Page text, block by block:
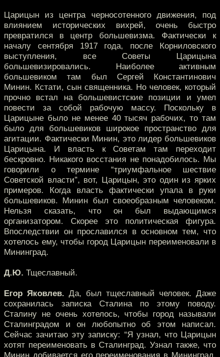
Царицын из центра черносотенного движения, под
влиянием исторических вихрей, очень быстро
превратился в центр большевизма. Фактически к
началу сентября 1917 года, после Корниловского
выступления, все Советы Царицына
большевизировались. Наиболее активным
большевиком там был Сергей Константинович
Минин. Кстати, сын священника. Но человек, который
прочно встал на большевистские позиции и умел
повести за собой рабочую массу. Поскольку в
Царицыне было не менее 40 тысяч рабочих, то там
было для большевиков широкое пространство для
агитации. Фактически Минин, это лидер большевиков
Царицына. И власть к Советам там переходит
бескровно. Никакого восстания не понадобилось. Мы
говорили о термине “триумфальное шествие
Советской власти”, вот, Царицын, это один из ярких
примеров. Когда власть фактически упала в руки
большевиков. Минин был своеобразным человеком.
Нельзя сказать, что он был выдающимся
организатором. Скорее это политическая фигура.
Впоследствии он прославился в основном тем, что
хотелось ему, чтобы город Царицын переименовали в
Мининград.
Д.Ю. Тщеславный.
Егор Яковлев. Да, был тщеславный человек. Даже
сохранилась записка Сталина по этому поводу.
Сталину не очень хотелось, чтобы город называли
Сталинградом и он любопытно об этом написал.
Сейчас зачитаю эту записку: “Я узнал, что Царицын
хотят переименовать в Сталинград. Узнал также, что